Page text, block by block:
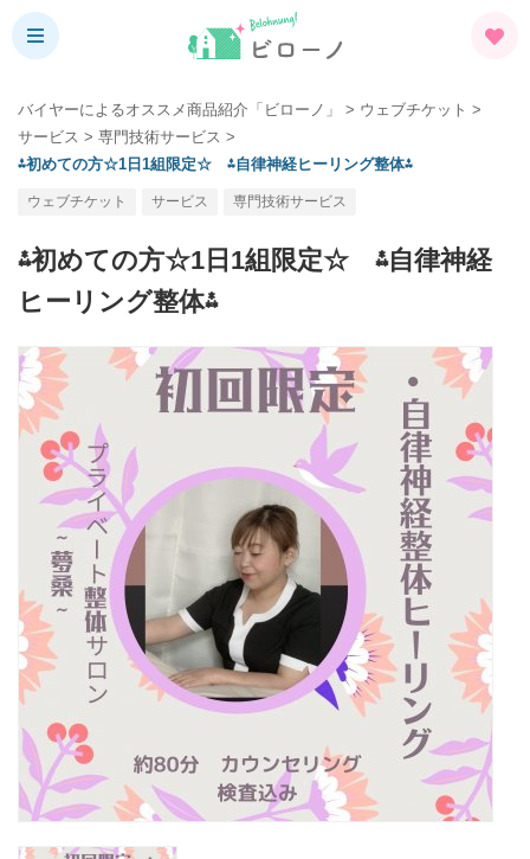
バイヤーによるオススメ商品紹介「ビローノ」 > ウェブチケット >
サービス > 専門技術サービス >
⁂初めての方☆1日1組限定☆ ⁂自律神経ヒーリング整体⁂
ウェブチケット サービス 専門技術サービス
⁂初めての方☆1日1組限定☆ ⁂自律神経
ヒーリング整体⁂